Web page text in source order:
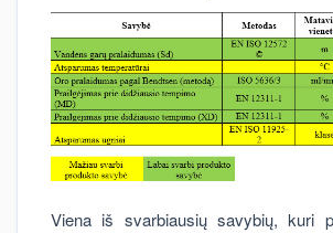
Viena iš svarbiausių savybių, kuri